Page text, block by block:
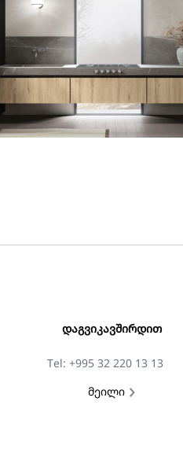
ᲓᲐᲒᲕᲘᲙᲐᲕᲨᲘᲠᲓᲘᲗ
Tel: +995 32 220 13 13
მეილი